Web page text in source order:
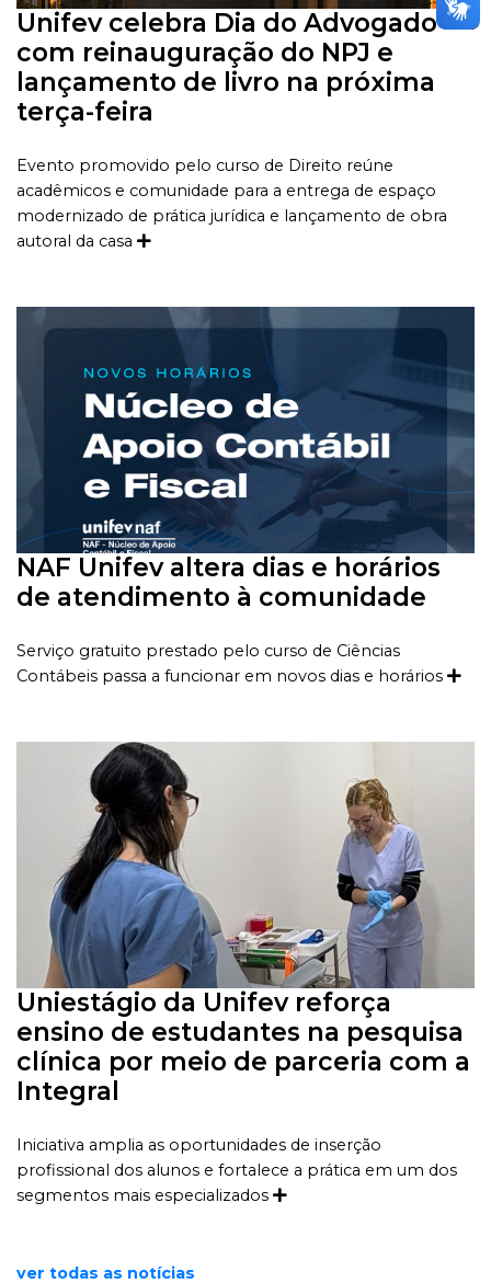
Unifev celebra Dia do Advogado
com reinauguração do NPJ e
lançamento de livro na próxima
terça-feira
Evento promovido pelo curso de Direito reúne
acadêmicos e comunidade para a entrega de espaço
modernizado de prática jurídica e lançamento de obra
autoral da casa
NAF Unifev altera dias e horários
de atendimento à comunidade
Serviço gratuito prestado pelo curso de Ciências
Contábeis passa a funcionar em novos dias e horários
Uniestágio da Unifev reforça
ensino de estudantes na pesquisa
clínica por meio de parceria com a
Integral
Iniciativa amplia as oportunidades de inserção
profissional dos alunos e fortalece a prática em um dos
segmentos mais especializados
ver todas as notícias